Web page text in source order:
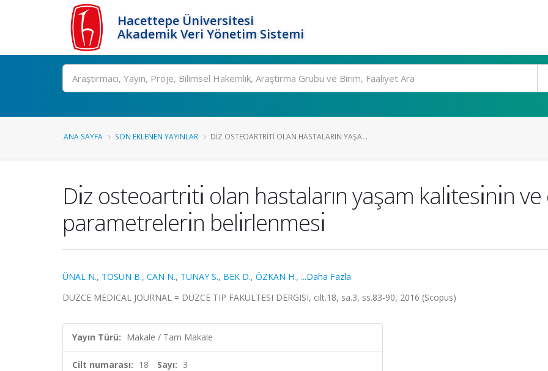
Hacettepe Üniversitesi
Akademik Veri Yönetim Sistemi
Ara
ANA SAYFA SON EKLENEN YAYINLAR DİZ OSTEOARTRİTİ OLAN HASTALARIN YAŞA...
Dı̇z osteoartrı̇tı̇ olan hastaların yaşam kalı̇tesı̇nı̇n
parametrelerı̇n belı̇rlenmesı̇
ÜNAL N., TOSUN B., CAN N., TUNAY S., BEK D., ÖZKAN H., ...Daha Fazla
DUZCE MEDICAL JOURNAL = DÜZCE TIP FAKÜLTESI DERGISI, cilt.18, sa.3, ss.83-90, 2016 (Scopus)
Yayın Türü: Makale / Tam Makale
Cilt numarası: 18 Sayı: 3